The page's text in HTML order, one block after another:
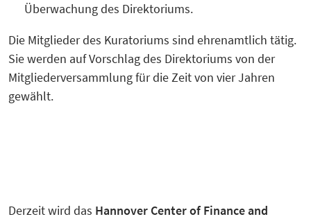
Überwachung des Direktoriums.
Die Mitglieder des Kuratoriums sind ehrenamtlich tätig.
Sie werden auf Vorschlag des Direktoriums von der
Mitgliederversammlung für die Zeit von vier Jahren
gewählt.
Derzeit wird das Hannover Center of Finance and